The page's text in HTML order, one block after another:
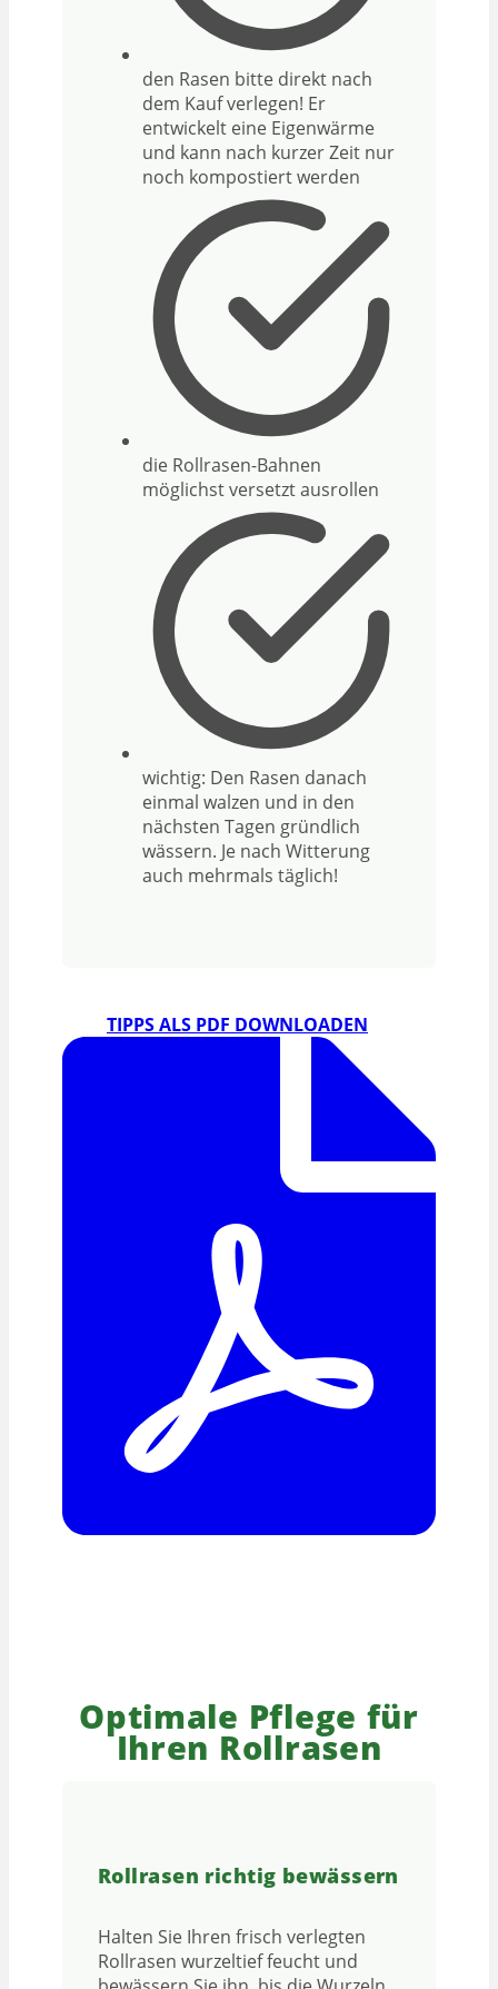
den Rasen bitte direkt nach
dem Kauf verlegen! Er
entwickelt eine Eigenwärme
und kann nach kurzer Zeit nur
noch kompostiert werden
die Rollrasen-Bahnen
möglichst versetzt ausrollen
wichtig: Den Rasen danach
einmal walzen und in den
nächsten Tagen gründlich
wässern. Je nach Witterung
auch mehrmals täglich!
TIPPS ALS PDF DOWNLOADEN
Optimale Pflege für
Ihren Rollrasen
Rollrasen richtig bewässern
Halten Sie Ihren frisch verlegten
Rollrasen wurzeltief feucht und